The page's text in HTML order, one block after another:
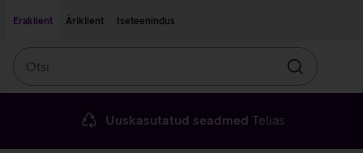
Eraklient
Äriklient Iseteenindus
Otsin
Uuskasutatud seadmed Telias